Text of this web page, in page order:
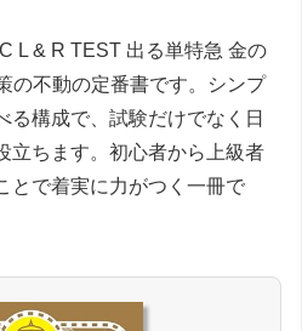
L & R TEST 出る単特急 金の
の不動の定番書です。シンプ
る構成で、試験だけでなく日
立ちます。初心者から上級者
とで着実に力がつく一冊で